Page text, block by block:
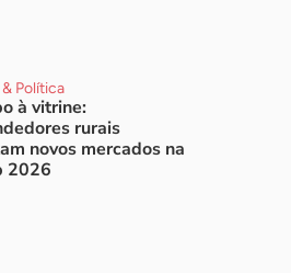
Política
à vitrine:
rurais
novos mercados na
2026